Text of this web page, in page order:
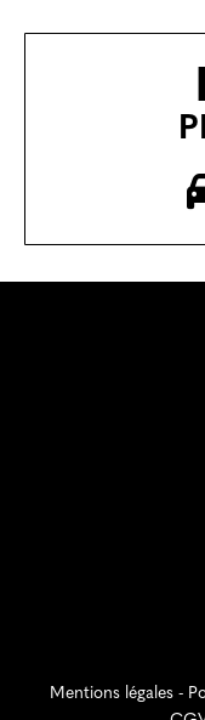
Mentions légales-